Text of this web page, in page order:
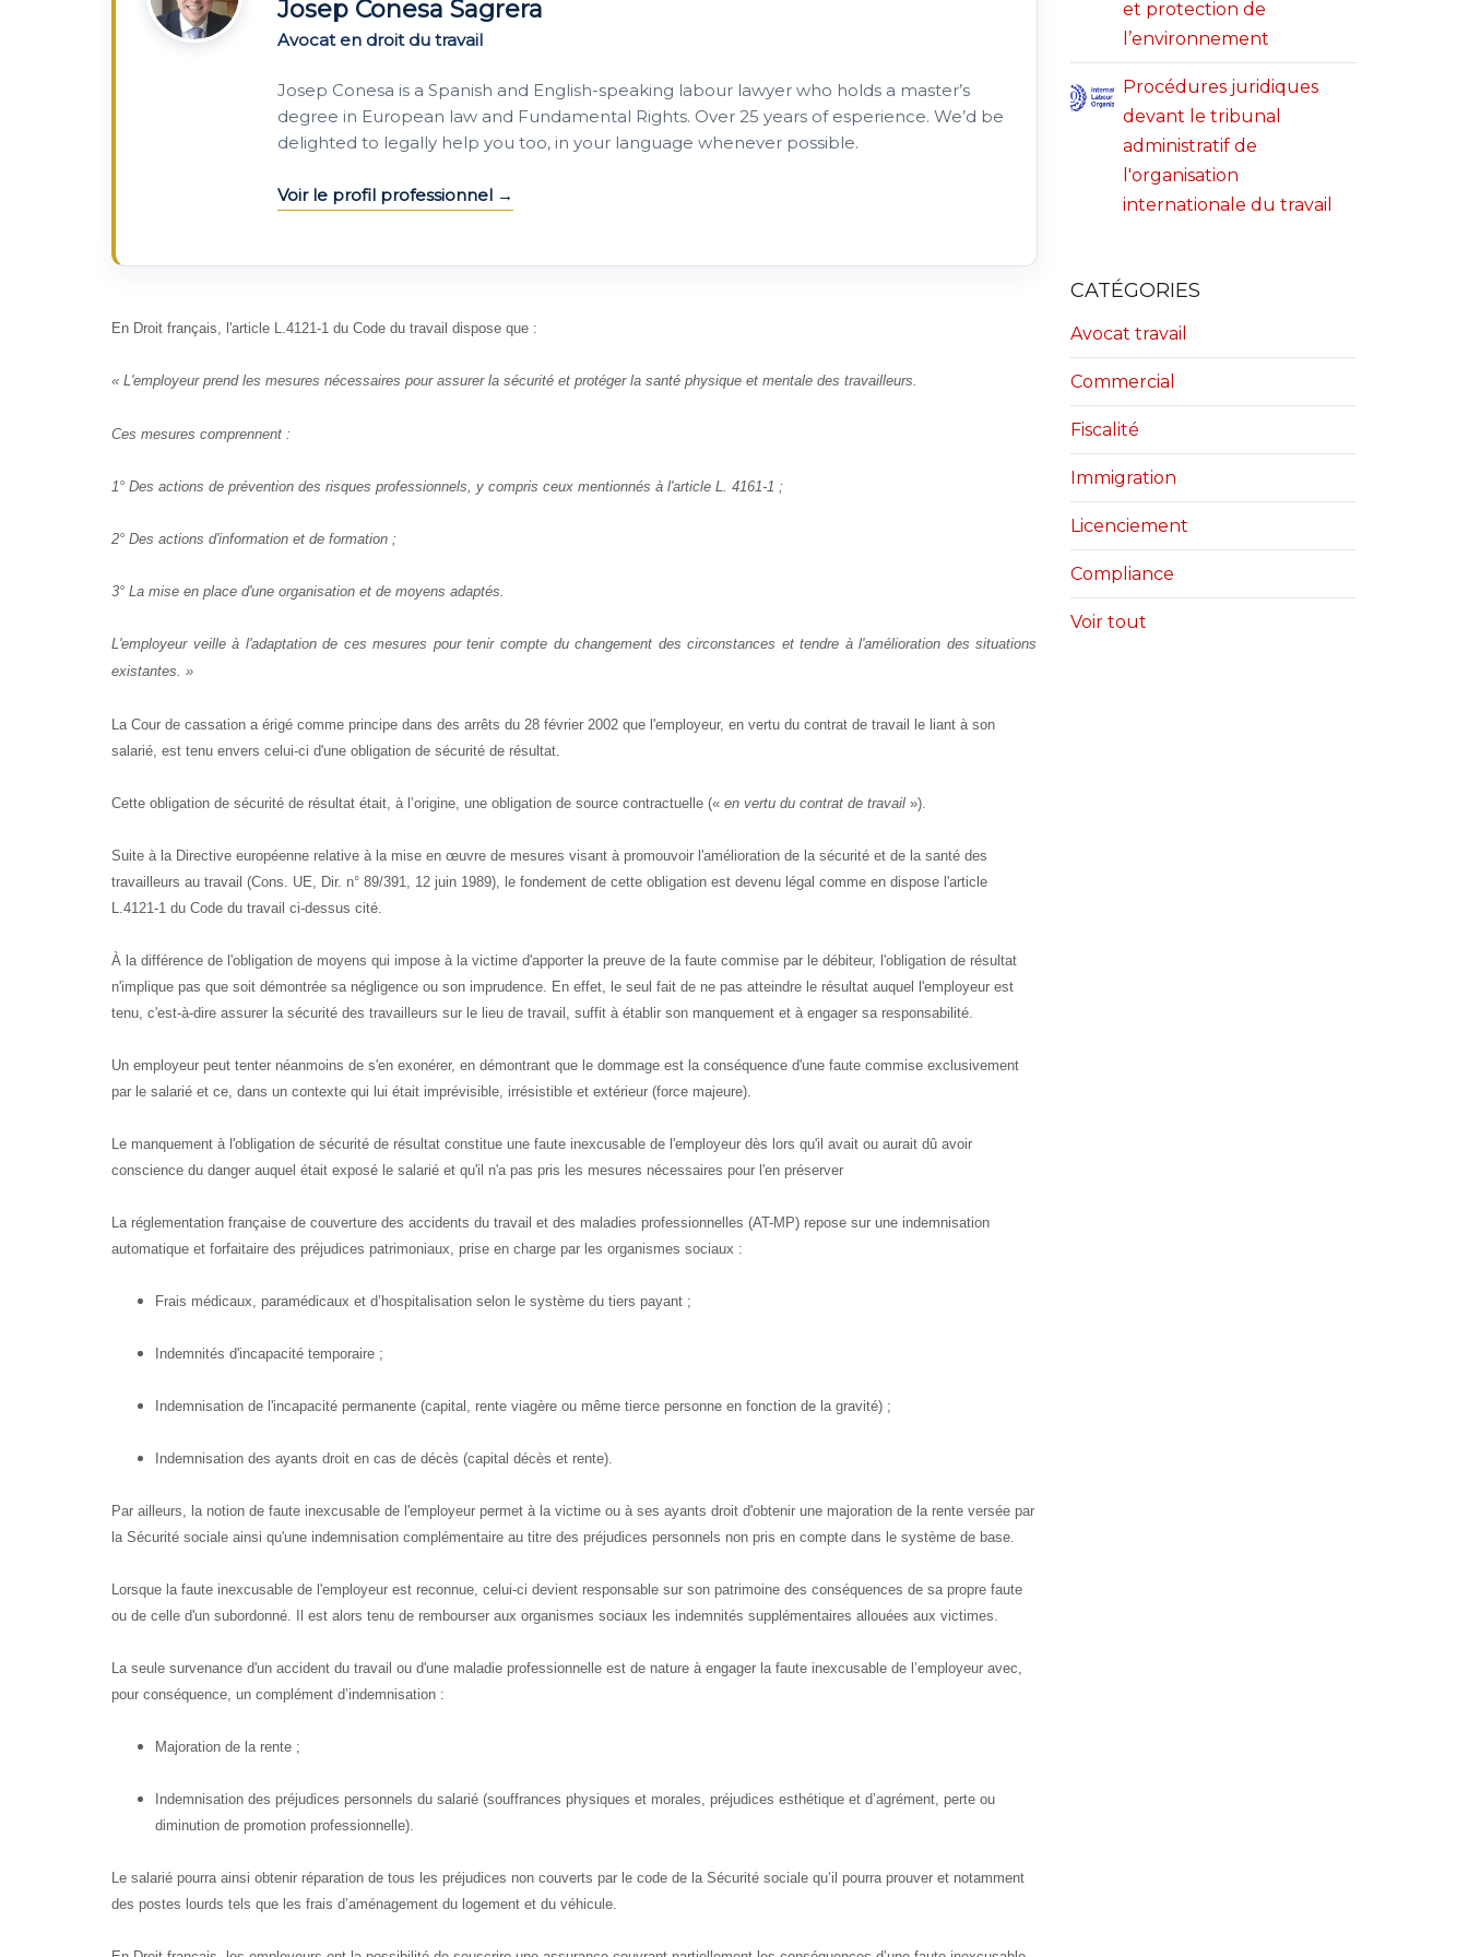
Josep Conesa Sagrera
Avocat en droit du travail
Josep Conesa is a Spanish and English-speaking labour lawyer who holds a master’s
degree in European law and Fundamental Rights. Over 25 years of esperience. We’d be
delighted to legally help you too, in your language whenever possible.
Voir le profil professionnel
En Droit français, l'article L.4121-1 du Code du travail dispose que :
« L'employeur prend les mesures nécessaires pour assurer la sécurité et protéger la santé physique et mentale des travailleurs.
Ces mesures comprennent :
1° Des actions de prévention des risques professionnels, y compris ceux mentionnés à l'article L. 4161-1 ;
2° Des actions d'information et de formation ;
3° La mise en place d'une organisation et de moyens adaptés.
L'employeur veille à l'adaptation de ces mesures pour tenir compte du changement des circonstances et tendre à l'amélioration des situations
existantes. »
La Cour de cassation a érigé comme principe dans des arrêts du 28 février 2002 que l'employeur, en vertu du contrat de travail le liant à son
salarié, est tenu envers celui-ci d'une obligation de sécurité de résultat.
Cette obligation de sécurité de résultat était, à l’origine, une obligation de source contractuelle (« en vertu du contrat de travail »).
Suite à la Directive européenne relative à la mise en œuvre de mesures visant à promouvoir l'amélioration de la sécurité et de la santé des
travailleurs au travail (Cons. UE, Dir. n° 89/391, 12 juin 1989), le fondement de cette obligation est devenu légal comme en dispose l'article
L.4121-1 du Code du travail ci-dessus cité.
À la différence de l'obligation de moyens qui impose à la victime d'apporter la preuve de la faute commise par le débiteur, l'obligation de résultat
n'implique pas que soit démontrée sa négligence ou son imprudence. En effet, le seul fait de ne pas atteindre le résultat auquel l'employeur est
tenu, c'est-à-dire assurer la sécurité des travailleurs sur le lieu de travail, suffit à établir son manquement et à engager sa responsabilité.
Un employeur peut tenter néanmoins de s'en exonérer, en démontrant que le dommage est la conséquence d'une faute commise exclusivement
par le salarié et ce, dans un contexte qui lui était imprévisible, irrésistible et extérieur (force majeure).
Le manquement à l'obligation de sécurité de résultat constitue une faute inexcusable de l'employeur dès lors qu'il avait ou aurait dû avoir
conscience du danger auquel était exposé le salarié et qu'il n'a pas pris les mesures nécessaires pour l'en préserver
La réglementation française de couverture des accidents du travail et des maladies professionnelles (AT-MP) repose sur une indemnisation
automatique et forfaitaire des préjudices patrimoniaux, prise en charge par les organismes sociaux :
Frais médicaux, paramédicaux et d’hospitalisation selon le système du tiers payant ;
Indemnités d'incapacité temporaire ;
Indemnisation de l'incapacité permanente (capital, rente viagère ou même tierce personne en fonction de la gravité) ;
Indemnisation des ayants droit en cas de décès (capital décès et rente).
Par ailleurs, la notion de faute inexcusable de l'employeur permet à la victime ou à ses ayants droit d'obtenir une majoration de la rente versée par
la Sécurité sociale ainsi qu'une indemnisation complémentaire au titre des préjudices personnels non pris en compte dans le système de base.
Lorsque la faute inexcusable de l'employeur est reconnue, celui-ci devient responsable sur son patrimoine des conséquences de sa propre faute
ou de celle d'un subordonné. Il est alors tenu de rembourser aux organismes sociaux les indemnités supplémentaires allouées aux victimes.
La seule survenance d'un accident du travail ou d'une maladie professionnelle est de nature à engager la faute inexcusable de l’employeur avec,
pour conséquence, un complément d’indemnisation :
Majoration de la rente ;
Indemnisation des préjudices personnels du salarié (souffrances physiques et morales, préjudices esthétique et d’agrément, perte ou
diminution de promotion professionnelle).
Le salarié pourra ainsi obtenir réparation de tous les préjudices non couverts par le code de la Sécurité sociale qu’il pourra prouver et notamment
des postes lourds tels que les frais d’aménagement du logement et du véhicule.
et protection de
l’environnement
Procédures juridiques
devant le tribunal
administratif de
l'organisation
internationale du travail
CATÉGORIES
Avocat travail
Commercial
Fiscalité
Immigration
Licenciement
Compliance
Voir tout